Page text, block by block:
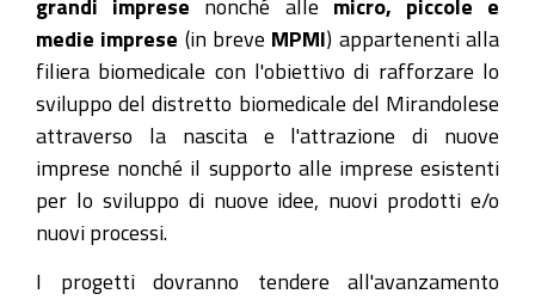
grandi imprese nonché alle micro, piccole e
medie imprese (in breve MPMI) appartenenti alla
filiera biomedicale con l'obiettivo di rafforzare lo
sviluppo del distretto biomedicale del Mirandolese
attraverso la nascita e l'attrazione di nuove
imprese nonché il supporto alle imprese esistenti
per lo sviluppo di nuove idee, nuovi prodotti e/o
nuovi processi.
I progetti dovranno tendere all'avanzamento